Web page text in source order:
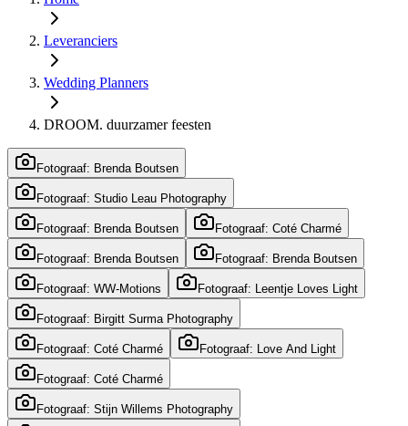
Leveranciers
Wedding Planners
DROOM. duurzamer feesten
Fotograaf: Brenda Boutsen
Fotograaf: Studio Leau Photography
Fotograaf: Brenda Boutsen Fotograaf: Coté Charmé
Fotograaf: Brenda Boutsen Fotograaf: Brenda Boutsen
Fotograaf: WW-Motions Fotograaf: Leentje Loves Light
Fotograaf: Birgitt Surma Photography
Fotograaf: Coté Charmé Fotograaf: Love And Light
Fotograaf: Coté Charmé
Fotograaf: Stijn Willems Photography